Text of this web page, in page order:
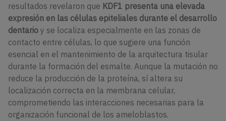
resultados revelaron que KDF1 presenta una elevada
expresión en las células epiteliales durante el desarrollo
dentario y se localiza especialmente en las zonas de
contacto entre células, lo que sugiere una función
esencial en el mantenimiento de la arquitectura tisular
durante la formación del esmalte. Aunque la mutación no
reduce la producción de la proteína, sí altera su
localización correcta en la membrana celular,
comprometiendo las interacciones necesarias para la
organización funcional de los ameloblastos.